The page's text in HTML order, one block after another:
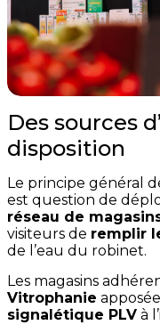
Des sources
disposition
Le principe général
est question de
réseau de
visiteurs de remplir
de l’eau du robinet.
Les magasins
Vitrophanie
signalétique PLV à